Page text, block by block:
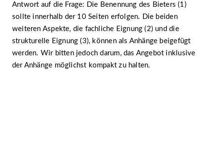
Antwort auf die Frage: Die Benennung des Bieters (1)
sollte innerhalb der 10 Seiten erfolgen. Die beiden
weiteren Aspekte, die fachliche Eignung (2) und die
strukturelle Eignung (3), können als Anhänge beigefügt
werden. Wir bitten jedoch darum, das Angebot inklusive
der Anhänge möglichst kompakt zu halten.